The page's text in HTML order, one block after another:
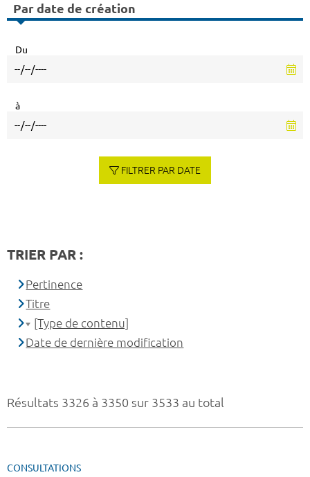
Résultats 3326 à 3350 sur 3533 au total
CONSULTATIONS
Par date de création
Du
à
FILTRER PAR DATE
TRIER PAR :
Pertinence
Titre
[Type de contenu]
Date de dernière modification